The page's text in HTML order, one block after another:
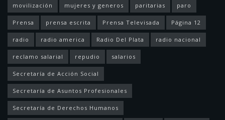
movilización mujeres y generos paritarias paro
Prensa prensa escrita Prensa Televisada Página 12
radio radio america Radio Del Plata radio nacional
reclamo salarial repudio salarios
Secretaría de Acción Social
Secretaría de Asuntos Profesionales
Secretaría de Derechos Humanos